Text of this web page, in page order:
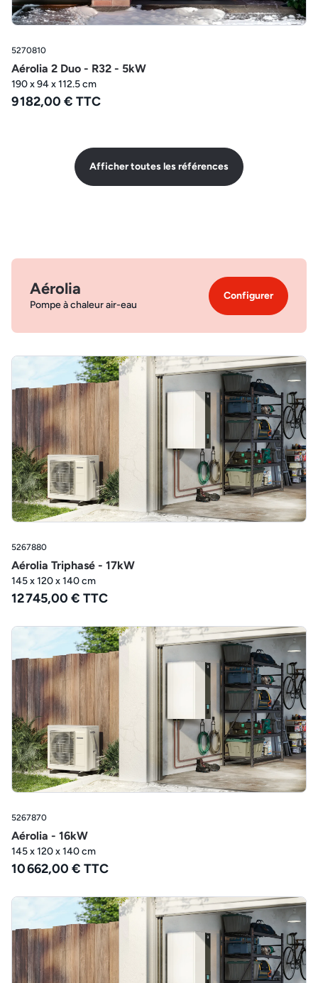
5270810
Aérolia 2 Duo - R32 - 5kW
190 x 94 x 112.5 cm
9 182,00 € TTC
Afficher toutes les références
Aérolia
Pompe à chaleur air-eau
Configurer
5267880
Aérolia Triphasé - 17kW
145 x 120 x 140 cm
12 745,00 € TTC
5267870
Aérolia - 16kW
145 x 120 x 140 cm
10 662,00 € TTC